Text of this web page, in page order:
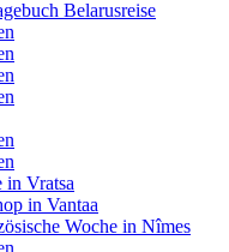
Belarusreise
in Vratsa
in Vantaa
Woche in Nîmes